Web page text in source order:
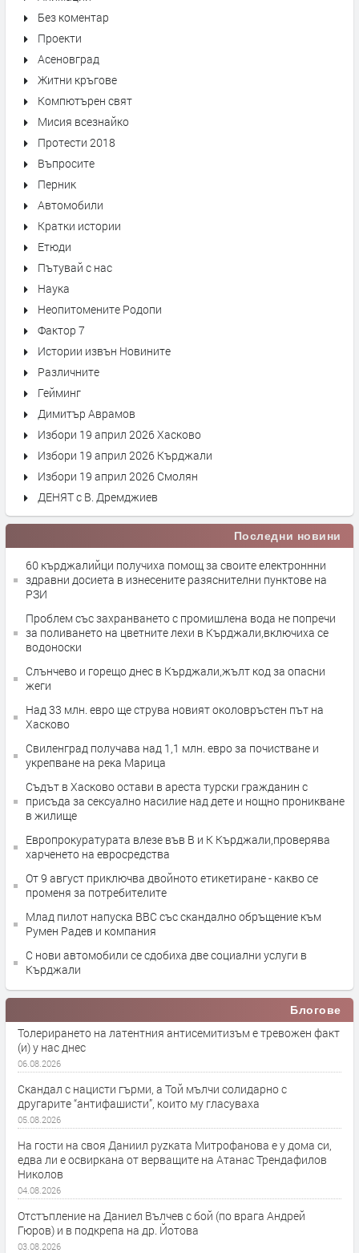
Без коментар
Проекти
Асеновград
Житни кръгове
Компютърен свят
Мисия всезнайко
Протести 2018
Въпросите
Перник
Автомобили
Кратки истории
Етюди
Пътувай с нас
Наука
Неопитомените Родопи
Фактор 7
Истории извън Новините
Различните
Гейминг
Димитър Аврамов
Избори 19 април 2026 Хасково
Избори 19 април 2026 Кърджали
Избори 19 април 2026 Смолян
ДЕНЯТ с В. Дремджиев
Последни новини
60 кърджалийци получиха помощ за своите електроннни
здравни досиета в изнесените разяснителни пунктове на
РЗИ
Проблем със захранването с промишлена вода не попречи
за поливането на цветните лехи в Кърджали,включиха се
водоноски
Слънчево и горещо днес в Кърджали,жълт код за опасни
жеги
Над 33 млн. евро ще струва новият околовръстен път на
Хасково
Свиленград получава над 1,1 млн. евро за почистване и
укрепване на река Марица
Съдът в Хасково остави в ареста турски гражданин с
присъда за сексуално насилие над дете и нощно проникване
в жилище
Европрокуратурата влезе във В и К Кърджали,проверява
харченето на евросредства
От 9 август приключва двойното етикетиране - какво се
променя за потребителите
Млад пилот напуска ВВС със скандално обръщение към
Румен Радев и компания
С нови автомобили се сдобиха две социални услуги в
Кърджали
Блогове
Толерирането на латентния антисемитизъм е тревожен факт
(и) у нас днес
06.08.2026
Скандал с нацисти гърми, а Той мълчи солидарно с
другарите “антифашисти”, които му гласуваха
05.08.2026
На гости на своя Даниил руzката Митрофанова е у дома си,
едва ли е освиркана от верващите на Атанас Трендафилов
Николов
04.08.2026
Отстъпление на Даниел Вълчев с бой (по врага Андрей
Гюров) и в подкрепа на др. Йотова
03.08.2026